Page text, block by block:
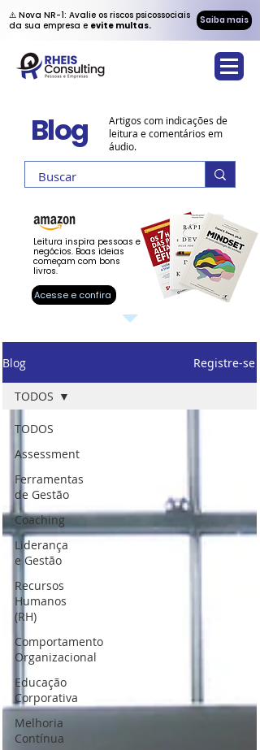
⚠️ Nova NR-1: Avalie os riscos psicossociais
da sua empresa e evite multas. Saiba mais
Blog
Artigos com indicações de
leitura e comentários em
áudio.
Leitura inspira pessoas e
negócios. Boas ideias
começam com bons
livros.
Acesse e confira
Blog Registre-se
TODOS
Assessment
Ferramentas
de Gestão
Coaching
Liderança
e Gestão
Recursos
Humanos
(RH)
Comportamento
Organizacional
Educação
Corporativa
Melhoria
Contínua
TODOS